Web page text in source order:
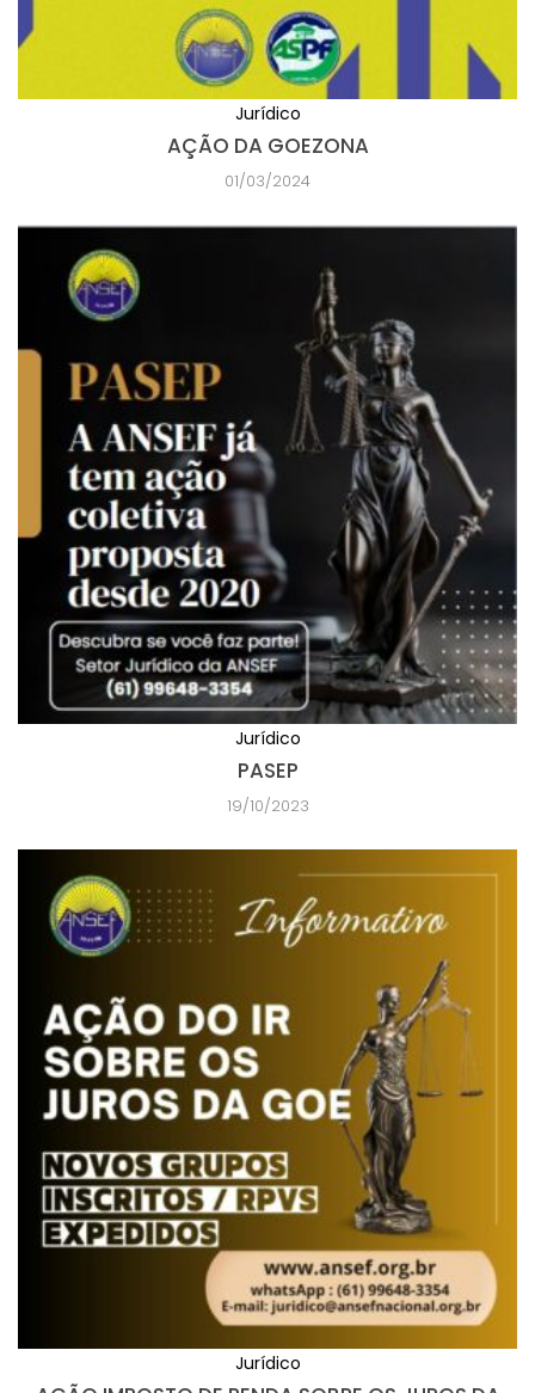
Jurídico
AÇÃO DA GOEZONA
01/03/2024
Jurídico
PASEP
19/10/2023
Jurídico